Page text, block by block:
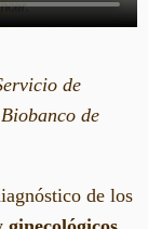
de
de
de los